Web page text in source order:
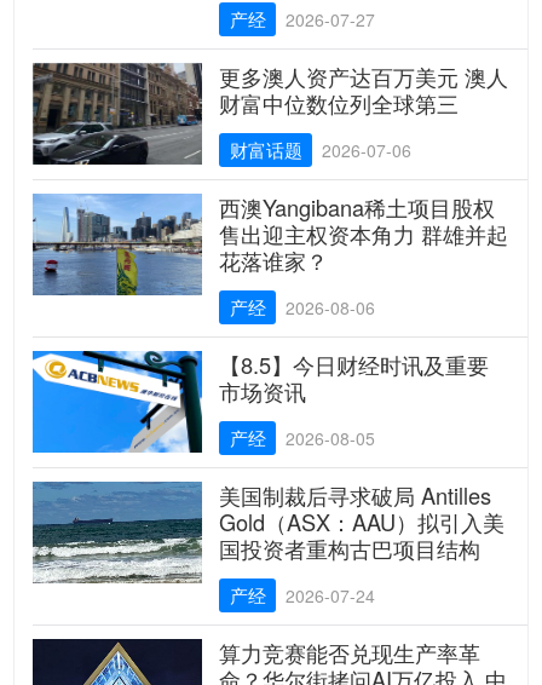
产经 2026-07-27
更多澳人资产达百万美元 澳人
财富中位数位列全球第三
财富话题 2026-07-06
西澳Yangibana稀土项目股权
售出迎主权资本角力 群雄并起
花落谁家？
产经 2026-08-06
【8.5】今日财经时讯及重要
市场资讯
产经 2026-08-05
美国制裁后寻求破局 Antilles
Gold（ASX：AAU）拟引入美
国投资者重构古巴项目结构
产经 2026-07-24
算力竞赛能否兑现生产率革
命？华尔街拷问AI万亿投入 中